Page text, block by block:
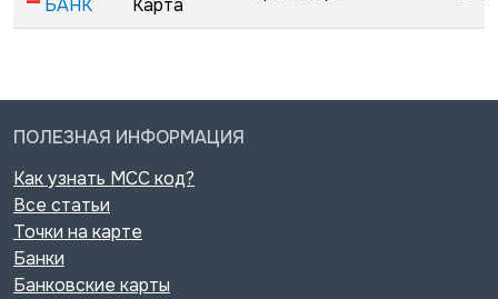
БАНК
Карта
ПОЛЕЗНАЯ ИНФОРМАЦИЯ
Как узнать MCC код?
Все статьи
Точки на карте
Банки
Банковские карты